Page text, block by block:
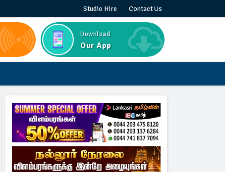
Studio Hire Contact Us
Download
Our App